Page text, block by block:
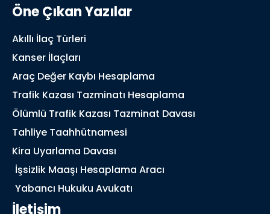
Öne Çıkan Yazılar
Akıllı İlaç Türleri
Kanser İlaçları
Araç Değer Kaybı Hesaplama
Trafik Kazası Tazminatı Hesaplama
Ölümlü Trafik Kazası Tazminat Davası
Tahliye Taahhütnamesi
Kira Uyarlama Davası
İşsizlik Maaşı Hesaplama Aracı
Yabancı Hukuku Avukatı
İletişim